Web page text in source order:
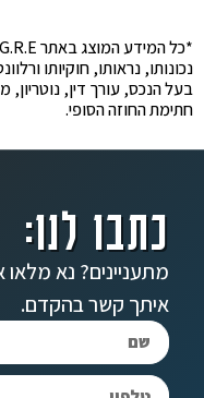
נכונותו, נראותו, חוקיותו
בעל הנכס, עורך דין, נוטריון,
חתימת החוזה הסופי.
כתבו לנו:
מתעניינים? נא
איתך קשר בהקדם.